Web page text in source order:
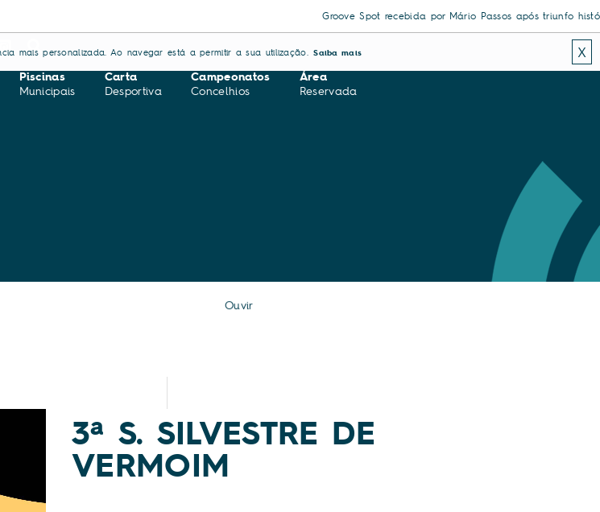
Groove Spot recebida por Mário Passos após triunfo histórico
mais personalizada. Ao navegar está a permitir a sua utilização. Saiba mais X
Piscinas
Municipais
Carta
Desportiva
Campeonatos
Concelhios
Área
Reservada
Ouvir
3ª S. SILVESTRE DE
VERMOIM